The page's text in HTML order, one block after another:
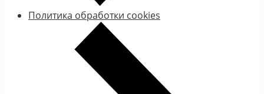
Политика обработки cookies